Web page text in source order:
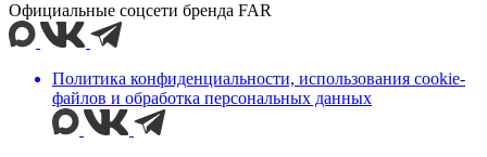
Официальные соцсети бренда FAR
Политика конфиденциальности, использования сookie-
файлов и обработка персональных данных